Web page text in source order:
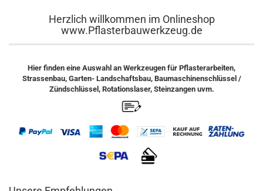
Herzlich willkommen im Onlineshop
www.Pflasterbauwerkzeug.de
Hier finden eine Auswahl an Werkzeugen für Pflasterarbeiten,
Strassenbau, Garten- Landschaftsbau, Baumaschinenschlüssel /
Zündschlüssel, Rotationslaser, Steinzangen uvm.